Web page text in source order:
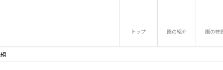
トップ 園の紹介 園の特